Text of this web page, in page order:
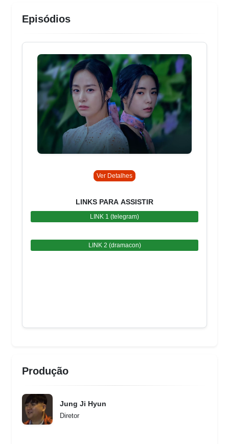
Episódios
Ver Detalhes
LINKS PARA ASSISTIR
LINK 1 (telegram)
LINK 2 (dramacon)
Produção
Jung Ji Hyun
Diretor